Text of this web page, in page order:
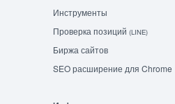
Инструменты
Проверка позиций (LINE)
Биржа сайтов
SEO расширение для Chrome